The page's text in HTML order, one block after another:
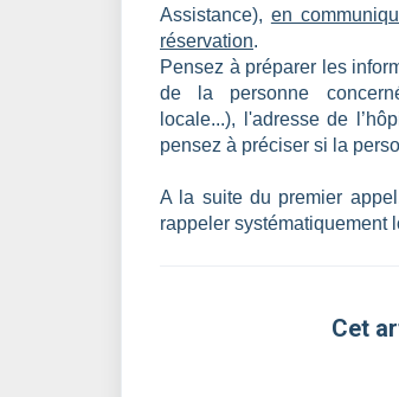
Assistance), en
réservation.
Pensez à préparer les
de la personne
locale...),
l'adresse de
pensez à préciser si la
A la suite du premier
rappeler systématiquement
Cet